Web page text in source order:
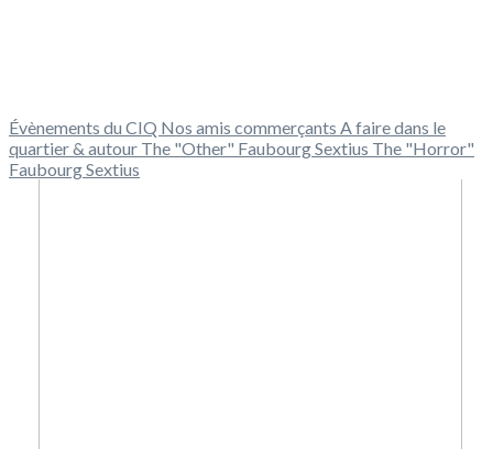
Évènements du CIQ Nos amis commerçants A faire dans le
quartier & autour The "Other" Faubourg Sextius The "Horror"
Faubourg Sextius